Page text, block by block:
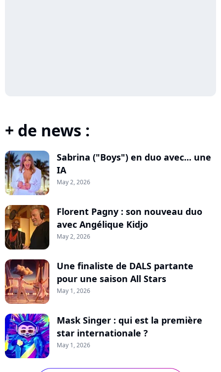
+ de news :
Sabrina ("Boys") en duo avec... une
IA
May 2, 2026
Florent Pagny : son nouveau duo
avec Angélique Kidjo
May 2, 2026
Une finaliste de DALS partante
pour une saison All Stars
May 1, 2026
Mask Singer : qui est la première
star internationale ?
May 1, 2026